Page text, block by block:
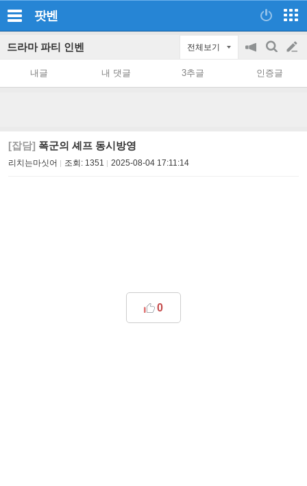
팟벤
드라마 파티 인벤 전체보기
공
on/off
검
색
글
쓰
내글 내 댓글 3추글 인증글
[잡담] 폭군의 셰프 동시방영
리치는마싯어 조회: 1351 2025-08-04 17:11:14
0